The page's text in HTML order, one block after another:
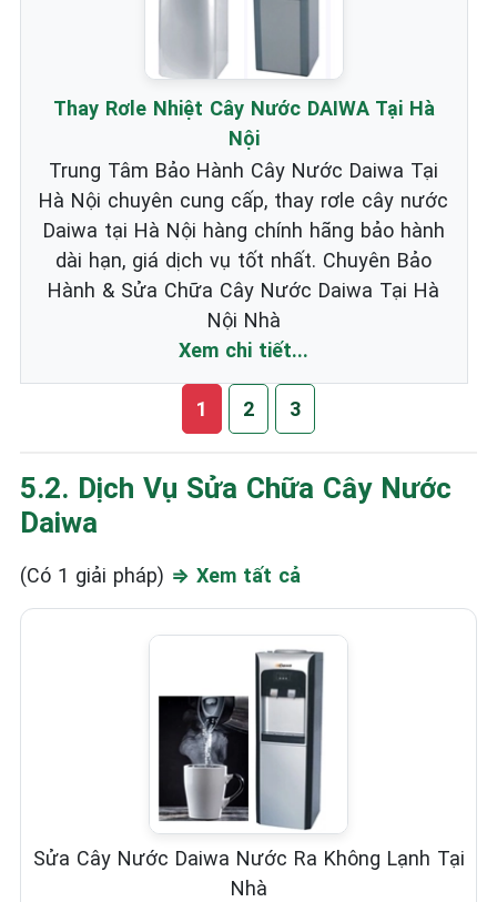
Thay Rơle Nhiệt Cây Nước DAIWA Tại Hà
Nội
Trung Tâm Bảo Hành Cây Nước Daiwa Tại
Hà Nội chuyên cung cấp, thay rơle cây nước
Daiwa tại Hà Nội hàng chính hãng bảo hành
dài hạn, giá dịch vụ tốt nhất. Chuyên Bảo
Hành & Sửa Chữa Cây Nước Daiwa Tại Hà
Nội Nhà
Xem chi tiết...
1 2 3
5.2. Dịch Vụ Sửa Chữa Cây Nước
Daiwa
(Có 1 giải pháp) ⇒ Xem tất cả
Sửa Cây Nước Daiwa Nước Ra Không Lạnh Tại
Nhà